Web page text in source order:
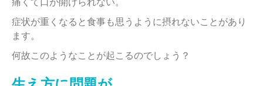
痛くて口が開けられない。
症状が重くなると食事も思うように摂れないことがあり
ます。
何故このようなことが起こるのでしょう？